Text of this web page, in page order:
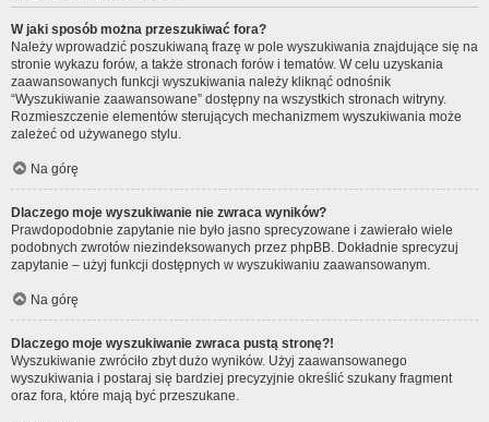
W jaki sposób można przeszukiwać fora?
Należy wprowadzić poszukiwaną frazę w pole wyszukiwania znajdujące się na
stronie wykazu forów, a także stronach forów i tematów. W celu uzyskania
zaawansowanych funkcji wyszukiwania należy kliknąć odnośnik
“Wyszukiwanie zaawansowane” dostępny na wszystkich stronach witryny.
Rozmieszczenie elementów sterujących mechanizmem wyszukiwania może
zależeć od używanego stylu.
Na górę
Dlaczego moje wyszukiwanie nie zwraca wyników?
Prawdopodobnie zapytanie nie było jasno sprecyzowane i zawierało wiele
podobnych zwrotów niezindeksowanych przez phpBB. Dokładnie sprecyzuj
zapytanie – użyj funkcji dostępnych w wyszukiwaniu zaawansowanym.
Na górę
Dlaczego moje wyszukiwanie zwraca pustą stronę?!
Wyszukiwanie zwróciło zbyt dużo wyników. Użyj zaawansowanego
wyszukiwania i postaraj się bardziej precyzyjnie określić szukany fragment
oraz fora, które mają być przeszukane.